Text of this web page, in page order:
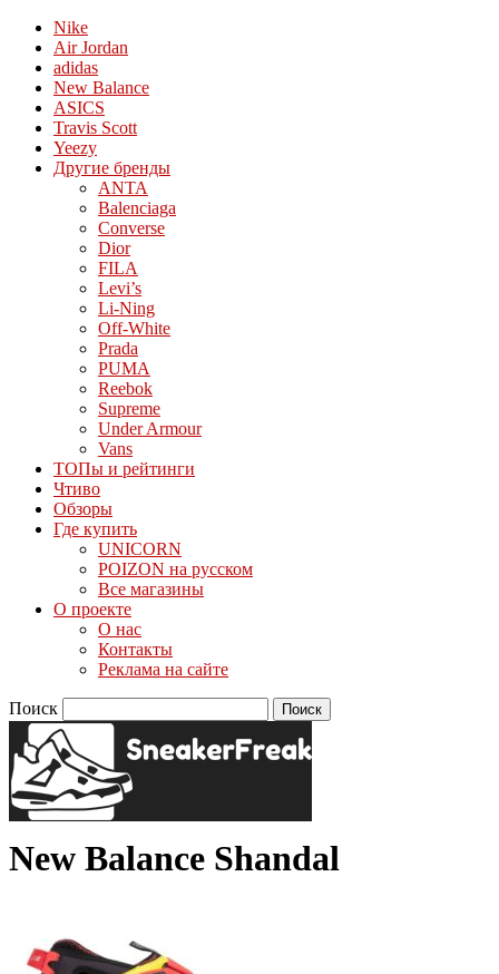
Nike
Air Jordan
adidas
New Balance
ASICS
Travis Scott
Yeezy
Другие бренды
ANTA
Balenciaga
Converse
Dior
FILA
Levi’s
Li-Ning
Off-White
Prada
PUMA
Reebok
Supreme
Under Armour
Vans
ТОПы и рейтинги
Чтиво
Обзоры
Где купить
UNICORN
POIZON на русском
Все магазины
О проекте
О нас
Контакты
Реклама на сайте
Поиск
New Balance Shandal